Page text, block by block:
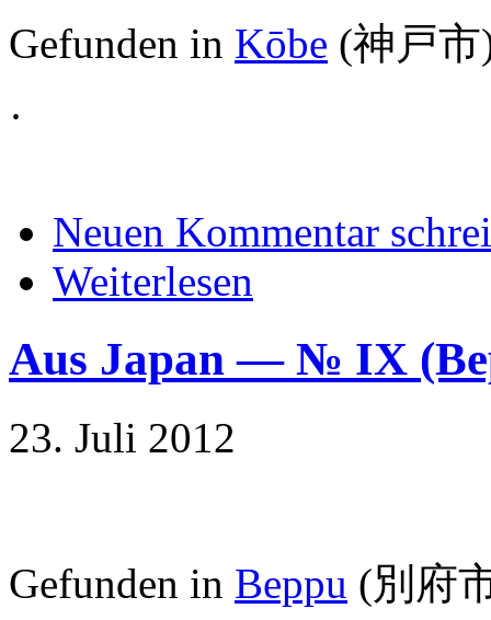
Gefunden in Kōbe (神戸市
·
Neuen Kommentar
Weiterlesen
Aus Japan — № IX
23. Juli 2012
Gefunden in Beppu (別府